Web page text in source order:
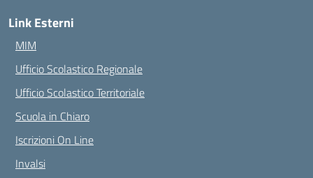
Link Esterni
MIM
Ufficio Scolastico Regionale
Ufficio Scolastico Territoriale
Scuola in Chiaro
Iscrizioni On Line
Invalsi